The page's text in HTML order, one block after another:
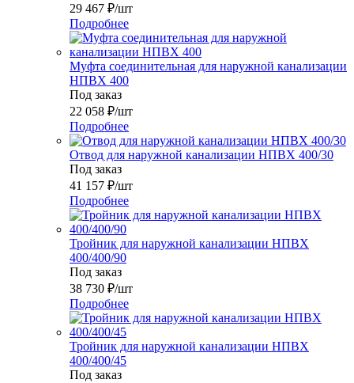
29 467 ₽/шт
Подробнее
Муфта соединительная для наружной канализации
НПВХ 400
Под заказ
22 058 ₽/шт
Подробнее
Отвод для наружной канализации НПВХ 400/30
Под заказ
41 157 ₽/шт
Подробнее
Тройник для наружной канализации НПВХ
400/400/90
Под заказ
38 730 ₽/шт
Подробнее
Тройник для наружной канализации НПВХ
400/400/45
Под заказ